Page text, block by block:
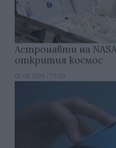
Астронавти на NASA
открития космос
07.08.2026 / 15:00